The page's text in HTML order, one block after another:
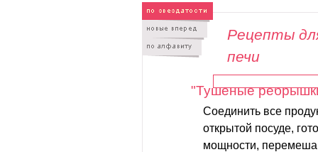
Рецепты
печи
"Тушеные
Соединить все
открытой посуде,
мощности,